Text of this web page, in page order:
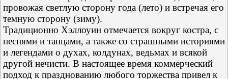
провожая светлую сторону года (лето) и встречая его
темную сторону (зиму).
Традиционно Хэллоуин отмечается вокруг костра, с
песнями и танцами, а также со страшными историями
и легендами о духах, колдунах, ведьмах и всякой
другой нечисти. В настоящее время коммерческий
подход к празднованию любого торжества привел к